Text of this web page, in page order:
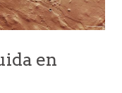
en